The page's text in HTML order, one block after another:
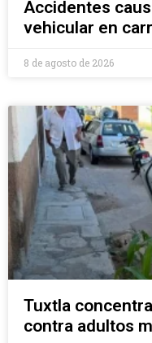
Accidentes
vehicular en
8 de agosto de 2026
Tuxtla
contra adultos